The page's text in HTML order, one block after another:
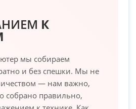
К
мы собираем
и без спешки. Мы не
— нам важно,
собрано правильно,